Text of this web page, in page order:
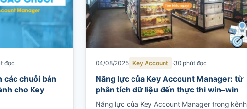
đọc
các chuỗi bán
cho Key
04/08/2025 Key Account 30 phút đọc
Năng lực của Key Account Manager: từ
phân tích dữ liệu đến thực thi win–win
Năng lực của Key Account Manager trong kênh